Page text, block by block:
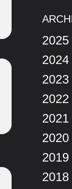
2025
2024
2023
2022
2021
2020
2019
2018